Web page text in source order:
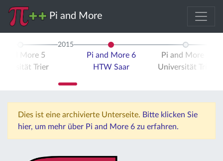
Pi and More
and More 5
Trier
2015
Pi and More 6
HTW Saar
Pi and More 7
Universität Trier
Dies ist eine archivierte Unterseite. Bitte klicken Sie
hier, um mehr über Pi and More 6 zu erfahren.